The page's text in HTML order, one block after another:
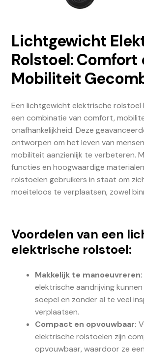
Lichtgewicht
Rolstoel: Comfort
Mobiliteit
Een lichtgewicht elektrische rolstoel
een combinatie van comfort,
onafhankelijkheid. Deze
ontworpen om het leven van
mobiliteit aanzienlijk te verbeteren.
functies en hoogwaardige
rolstoelen gebruikers in staat om
moeiteloos te verplaatsen, zowel
Voordelen van een
elektrische rolstoel:
Makkelijk te manoeuvreren:
elektrische aandrijving
soepel en zonder al te veel
verplaatsen.
Compact en opvouwbaar:
elektrische rolstoelen zijn
opvouwbaar, waardoor ze